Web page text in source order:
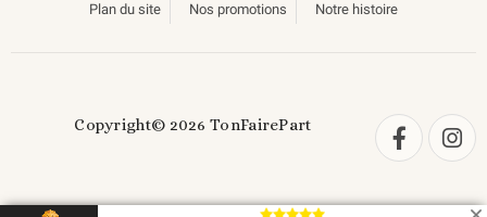
Plan du site Nos promotions Notre histoire
Copyright© 2026 TonFairePart